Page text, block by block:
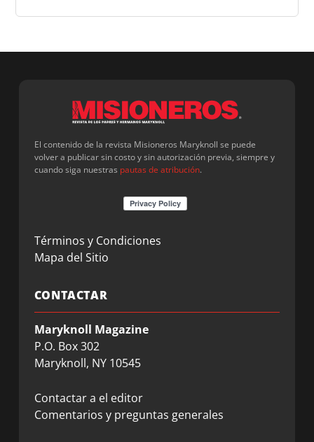
El contenido de la revista Misioneros Maryknoll se puede
volver a publicar sin costo y sin autorización previa, siempre y
cuando siga nuestras pautas de atribución.
Términos y Condiciones
Mapa del Sitio
CONTACTAR
Maryknoll Magazine
P.O. Box 302
Maryknoll, NY 10545
Contactar a el editor
Comentarios y preguntas generales